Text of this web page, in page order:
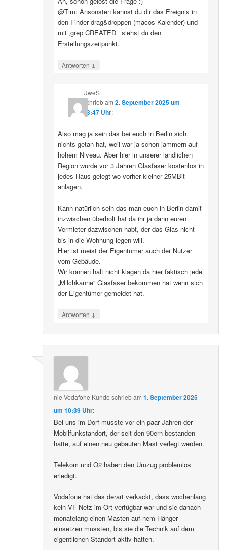
@Tim: Ansonsten kannst du dir das Ereignis in
den Finder drag&droppen (macos Kalender) und
mit ‚grep CREATED ‚ siehst du den
Erstellungszeitpunkt.
Antworten ↓
UweS
schriebam 2. September 2025 um
13:47 Uhr:
Also mag ja sein das bei euch in Berlin sich
nichts getan hat, weil war ja schon jammern auf
hohem Niveau. Aber hier in unserer ländlichen
Region wurde vor 3 Jahren Glasfaser kostenlos in
jedes Haus gelegt wo vorher kleiner 25MBit
anlagen.
Kann natürlich sein das man euch in Berlin damit
inzwischen überholt hat da ihr ja dann euren
Vermieter dazwischen habt, der das Glas nicht
bis in die Wohnung legen will.
Hier ist meist der Eigentümer auch der Nutzer
vom Gebäude.
Wir können halt nicht klagen da hier faktisch jede
„Milchkanne“ Glasfaser bekommen hat wenn sich
der Eigentümer gemeldet hat.
Antworten ↓
nie Vodafone Kunde schriebam1. September 2025
um 10:39 Uhr:
Bei uns im Dorf musste vor ein paar Jahren der
Mobilfunkstandort, der seit den 90ern bestanden
hatte, auf einen neu gebauten Mast verlegt werden.
Telekom und O2 haben den Umzug problemlos
erledigt.
Vodafone hat das derart verkackt, dass wochenlang
kein VF-Netz im Ort verfügbar war und sie danach
monatelang einen Masten auf nem Hänger
einsetzen mussten, bis sie die Technik auf dem
eigentlichen Standort aktiv hatten.